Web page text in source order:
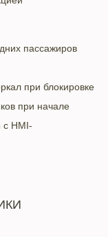
пассажиров
при блокировке
при начале
HMI-